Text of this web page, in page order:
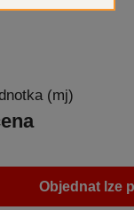
(mj)
Objednat lze